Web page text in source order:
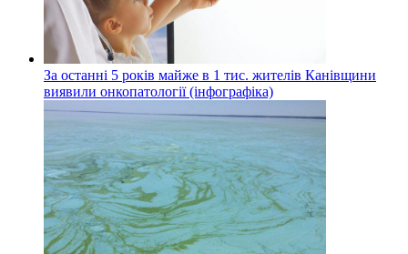
За останні 5 років майже в 1 тис. жителів Канівщини
виявили онкопатології (інфографіка)